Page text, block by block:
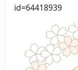
id=64418939